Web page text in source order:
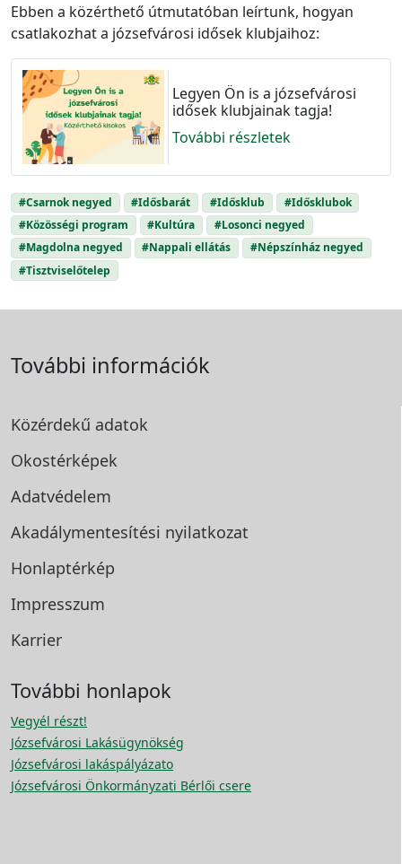
Ebben a közérthető útmutatóban leírtunk, hogyan
csatlakozhat a józsefvárosi idősek klubjaihoz:
Legyen Ön is a józsefvárosi
idősek klubjainak tagja!
További részletek
#Csarnok negyed #Idősbarát #Idősklub
#Idősklubok
#Közösségi program
#Kultúra
#Losonci negyed
#Magdolna negyed
#Nappali ellátás
#Népszínház negyed
#Tisztviselőtelep
További információk
Közérdekű adatok
Okostérképek
Adatvédelem
Akadálymentesítési nyilatkozat
Honlaptérkép
Impresszum
Karrier
További honlapok
Vegyél részt!
Józsefvárosi Lakásügynökség
Józsefvárosi lakáspályázato
Józsefvárosi Önkormányzati Bérlői csere